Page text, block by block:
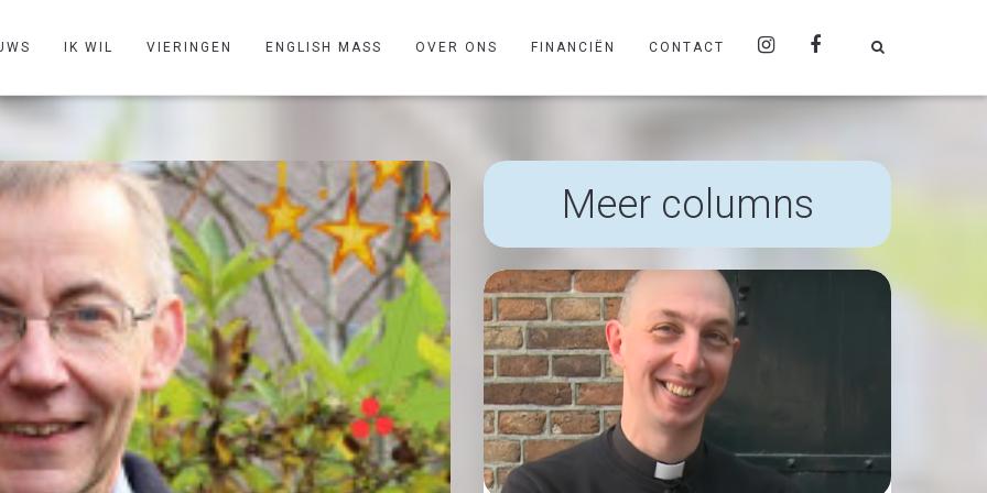
IK WIL VIERINGEN ENGLISH MASS OVER ONS FINANCIËN CONTACT
Meer columns